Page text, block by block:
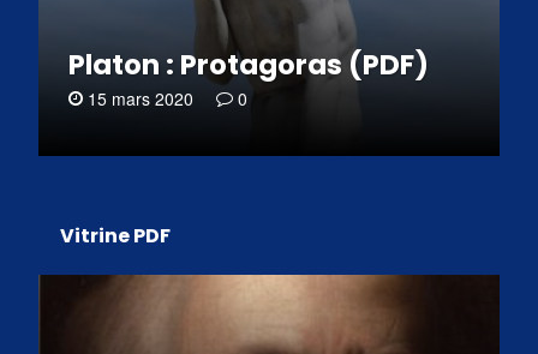
Platon : Protagoras (PDF)
15 mars 2020 0
Vitrine PDF